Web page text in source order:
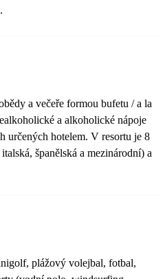
a večeře formou bufetu / a la
a alkoholické nápoje
určených hotelem. V resortu je 8
španělská a mezinárodní) a
plážový volejbal, fotbal,